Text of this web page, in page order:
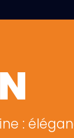
: